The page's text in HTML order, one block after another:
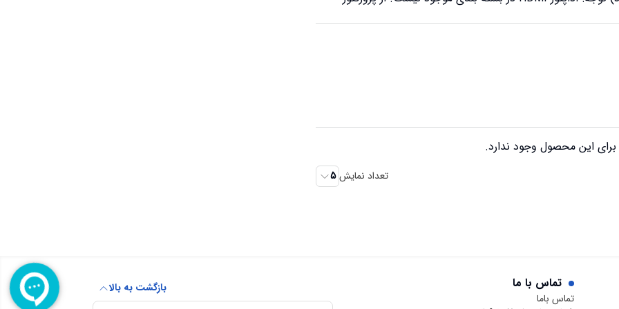
این محصول وجود ندارد.
تعداد نمایش 5
تماس با ما
تماس باما
بازگشت به بالا